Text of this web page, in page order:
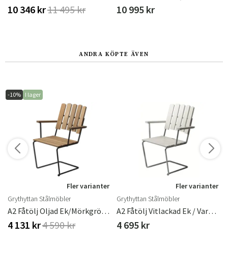
10 346 kr11 495 kr 10 995 kr
ANDRA KÖPTE ÄVEN
-10% I lager
Fler varianter
Grythyttan Stålmöbler
A2 Fåtölj Oljad Ek/Mörkgrönt Stativ
4 131 kr4 590 kr
Fler varianter
Grythyttan Stålmöbler
A2 Fåtölj Vitlackad Ek / Varmförzinkat Stativ
4 695 kr